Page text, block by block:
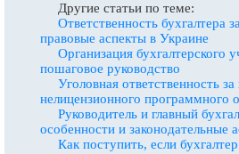
Другие статьи по теме:
Ответственность бухгалтера
правовые аспекты в Украине
Организация бухгалтерского
пошаговое руководство
Уголовная ответственность за
нелицензионного программного
Руководитель и главный
особенности и законодательные
Как поступить, если